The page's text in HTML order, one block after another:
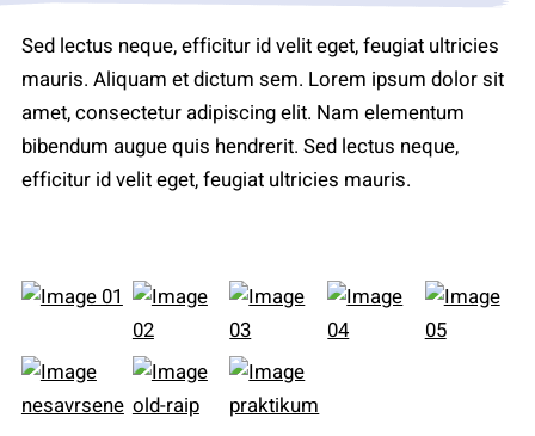
Sed lectus neque, efficitur id velit eget, feugiat ultricies
mauris. Aliquam et dictum sem. Lorem ipsum dolor sit
amet, consectetur adipiscing elit. Nam elementum
bibendum augue quis hendrerit. Sed lectus neque,
efficitur id velit eget, feugiat ultricies mauris.